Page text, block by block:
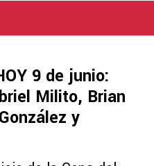
9 de junio:
Milito, Brian
y